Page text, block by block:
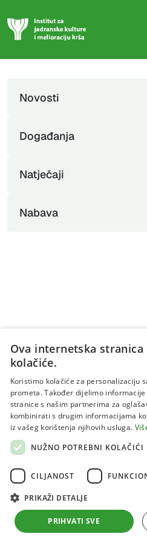
Novosti
Događanja
Natječaji
Nabava
Uvjeti korištenja
Politika privatnosti
Kolačići
melioraciju
Ova internetska
kolačiće.
Koristimo kolačiće za personalizaciju
prometa. Također dijelimo
stranice s našim partnerima za
kombinirati s drugim informacijama
iz vašeg korištenja njihovih usluga.
NUŽNO POTREBNI KOLAČIĆI
CILJANOST
PRIKAŽI DETALJE
PRIHVATI SVE